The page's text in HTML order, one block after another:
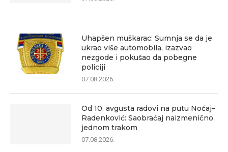
Uhapšen muškarac: Sumnja se da je
ukrao više automobila, izazvao
nezgode i pokušao da pobegne
policiji
07.08.2026.
Od 10. avgusta radovi na putu Noćaj–
Radenković: Saobraćaj naizmenično
jednom trakom
07.08.2026.